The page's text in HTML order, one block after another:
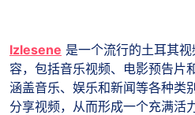
Izlesene 是一个流行的土耳其
容，包括音乐视频、电影预告片
涵盖音乐、娱乐和新闻等各种类
分享视频，从而形成一个充满活